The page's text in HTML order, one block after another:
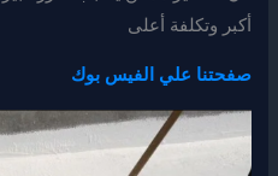
أكبر وتكلفة أعلى
صفحتنا علي الفيس بوك